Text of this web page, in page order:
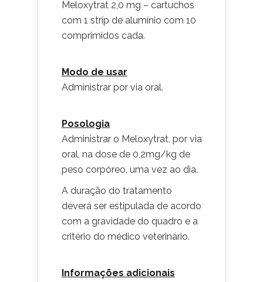
Meloxytrat 2,0 mg – cartuchos
com 1 strip de alumínio com 10
comprimidos cada.
Modo de usar
Administrar por via oral.
Posologia
Administrar o Meloxytrat, por via
oral, na dose de 0,2mg/kg de
peso corpóreo, uma vez ao dia.
A duração do tratamento
deverá ser estipulada de acordo
com a gravidade do quadro e a
critério do médico veterinário.
Informações adicionais